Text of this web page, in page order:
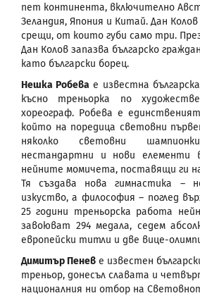
пет континента, включително
Зеландия, Япония и Китай. Дан Колов
срещи, от които губи само три.
Дан Колов запазва българско
като български борец.
Нешка Робева е известна
късно треньорка по
хореограф. Робева е
който на поредица световни
няколко световни
нестандартни и нови елементи
нейните момичета, поставящи ги
Тя създава нова гимнастика –
изкуство, а философия – поглед
25 години треньорска работа
завоюват 294 медала, седем
европейски титли и две вице-
Димитър Пенев е известен
треньор, донесъл славата и
националния ни отбор на